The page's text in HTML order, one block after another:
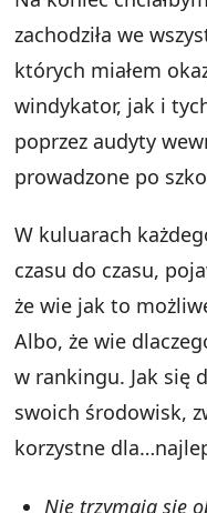
zachodziła we
których miałem
windykator, jak i
poprzez audyty
prowadzone po
W kuluarach
czasu do czasu,
że wie jak to
Albo, że wie
w rankingu. Jak się
swoich środowisk,
korzystne
Nie trzymają się